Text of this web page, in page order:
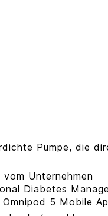
Pumpe, die
Unternehmen
Diabetes
5 Mobile